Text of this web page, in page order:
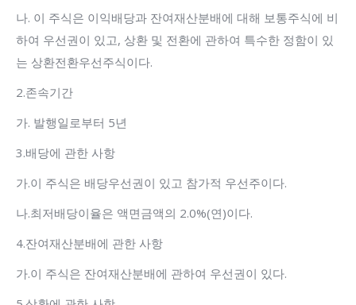
나. 이 주식은 이익배당과 잔여재산분배에 대해 보통주식에 비
하여 우선권이 있고, 상환 및 전환에 관하여 특수한 정함이 있
는 상환전환우선주식이다.
2.존속기간
가. 발행일로부터 5년
3.배당에 관한 사항
가.이 주식은 배당우선권이 있고 참가적 우선주이다.
나.최저배당이율은 액면금액의 2.0%(연)이다.
4.잔여재산분배에 관한 사항
가.이 주식은 잔여재산분배에 관하여 우선권이 있다.